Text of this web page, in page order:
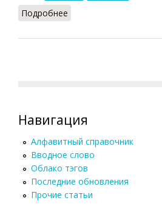
Подробнее
Навигация
Алфавитный справочник
Вводное слово
Облако тэгов
Последние обновления
Прочие статьи